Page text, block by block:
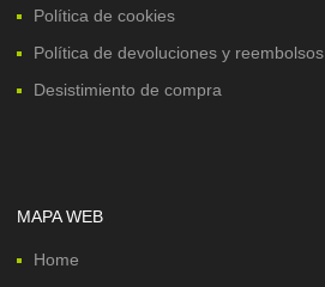
Política de cookies
Política de devoluciones y reembolsos
Desistimiento de compra
MAPA WEB
Home